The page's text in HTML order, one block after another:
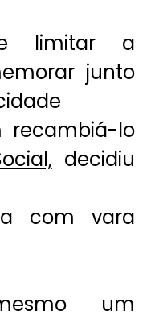
limitar a
junto
recambiá-lo
decidiu
com vara
um